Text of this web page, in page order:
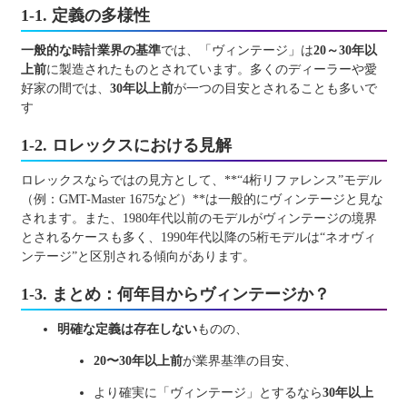
1-1. 定義の多様性
一般的な時計業界の基準では、「ヴィンテージ」は20～30年以
上前に製造されたものとされています。多くのディーラーや愛
好家の間では、 30年以上前が一つの目安とされることも多いで
す
1-2. ロレックスにおける見解
ロレックスならではの見方として、**“4桁リファレンス”モデル
（例：GMT-Master 1675など）**は一般的にヴィンテージと見な
されます。また、1980年代以前のモデルがヴィンテージの境界
とされるケースも多く、1990年代以降の5桁モデルは“ネオヴィ
ンテージ”と区別される傾向があります。
1-3. まとめ：何年目からヴィンテージか？
明確な定義は存在しないものの、
20〜30年以上前が業界基準の目安、
より確実に「ヴィンテージ」とするなら30年以上